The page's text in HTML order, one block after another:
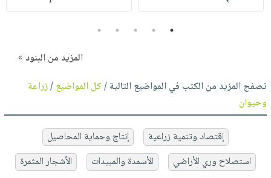
1
2
3
4
5
المزيد من البنود »
تصفح المزيد من الكتب في المواضيع التالية /كل المواضيع/زراعة
وحيوان
إقتصاد وتنمية زراعية
إنتاج وحماية المحاصيل
استصلاح وري الأراضي
الأسمدة والمبيدات
الأشجار المثمرة